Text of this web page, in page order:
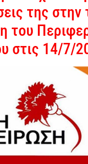
της στην
του
στις 14/7/